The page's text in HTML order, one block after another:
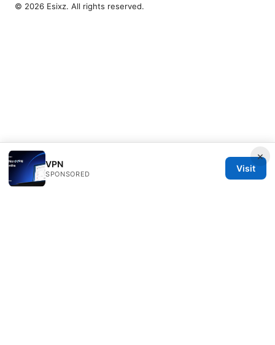
×
VPN
SPONSORED
Visit
© 2026 Esixz. All rights reserved.